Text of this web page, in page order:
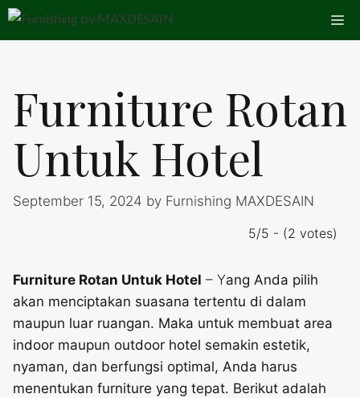
Skip
Furniture Rotan
Untuk Hotel
September 15, 2024 by Furnishing MAXDESAIN
5/5 - (2 votes)
Furniture Rotan Untuk Hotel – Yang Anda pilih
akan menciptakan suasana tertentu di dalam
maupun luar ruangan. Maka untuk membuat area
indoor maupun outdoor hotel semakin estetik,
nyaman, dan berfungsi optimal, Anda harus
menentukan furniture yang tepat. Berikut adalah